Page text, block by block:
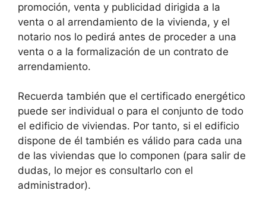
promoción, venta y publicidad dirigida a la
venta o al arrendamiento de la vivienda, y el
notario nos lo pedirá antes de proceder a una
venta o a la formalización de un contrato de
arrendamiento.
Recuerda también que el certificado energético
puede ser individual o para el conjunto de todo
el edificio de viviendas. Por tanto, si el edificio
dispone de él también es válido para cada una
de las viviendas que lo componen (para salir de
dudas, lo mejor es consultarlo con el
administrador).